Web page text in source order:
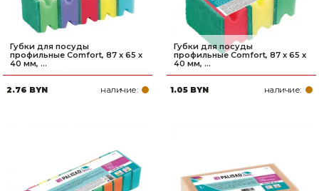
Губки для посуды
профильные Comfort, 87 x 65 x
40 мм, ...
2.76 BYN наличие:
Губки для посуды
профильные Comfort, 87 x 65 x
40 мм, ...
1.05 BYN наличие: